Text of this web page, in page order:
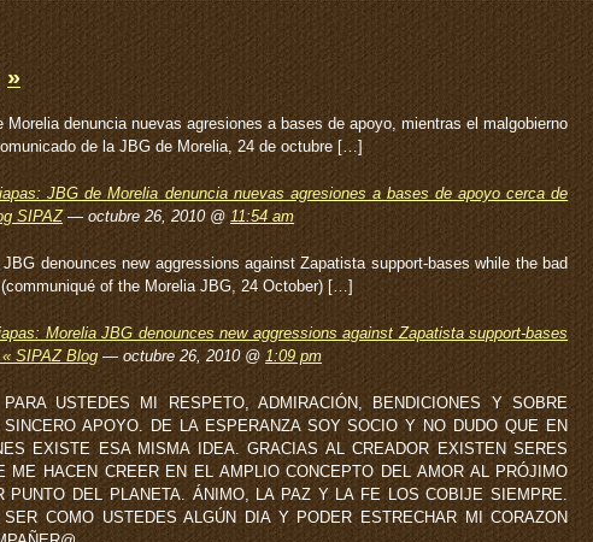
»
denuncia nuevas agresiones a bases de apoyo, mientras el malgobierno
de la JBG de Morelia, 24 de octubre […]
JBG de Morelia denuncia nuevas agresiones a bases de apoyo cerca de
SIPAZ— octubre 26, 2010 @ 11:54 am
denounces new aggressions against Zapatista support-bases while the bad
of the Morelia JBG, 24 October) […]
Morelia JBG denounces new aggressions against Zapatista support-bases
SIPAZ Blog — octubre 26, 2010 @ 1:09 pm
USTEDES MI RESPETO, ADMIRACIÓN, BENDICIONES Y SOBRE
APOYO. DE LA ESPERANZA SOY SOCIO Y NO DUDO QUE EN
EXISTE ESA MISMA IDEA. GRACIAS AL CREADOR EXISTEN SERES
ME HACEN CREER EN EL AMPLIO CONCEPTO DEL AMOR AL PRÓJIMO
PUNTO DEL PLANETA. ÁNIMO, LA PAZ Y LA FE LOS COBIJE SIEMPRE.
COMO USTEDES ALGÚN DIA Y PODER ESTRECHAR MI CORAZON